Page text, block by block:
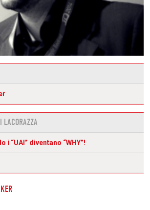
LACORAZZA
i “UAI” diventano “WHY”!